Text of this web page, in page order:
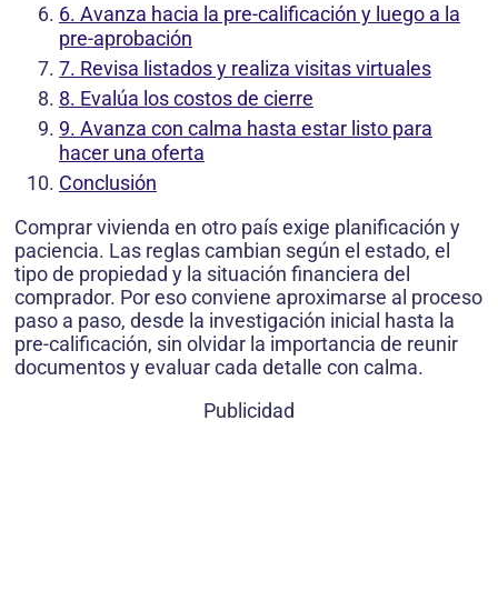
6. Avanza hacia la pre-calificación y luego a la
pre-aprobación
7. Revisa listados y realiza visitas virtuales
8. Evalúa los costos de cierre
9. Avanza con calma hasta estar listo para
hacer una oferta
Conclusión
Comprar vivienda en otro país exige planificación y
paciencia. Las reglas cambian según el estado, el
tipo de propiedad y la situación financiera del
comprador. Por eso conviene aproximarse al proceso
paso a paso, desde la investigación inicial hasta la
pre-calificación, sin olvidar la importancia de reunir
documentos y evaluar cada detalle con calma.
Publicidad